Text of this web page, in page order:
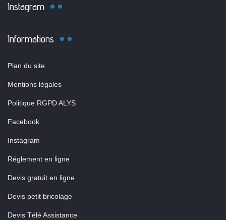
Instagram
Informations
Plan du site
Mentions légales
Politique RGPD ALYS
Facebook
Instagram
Réglement en ligne
Devis gratuit en ligne
Devis petit bricolage
Devis Télé Assistance